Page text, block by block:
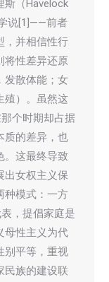
斯（Havelock
说[1]——前者
，并相信性行
将性差异还原
发散体能；女
殖）。虽然这
个时期却占据
质的差异，也
。这最终导致
出女权主义保
种模式：一方
，提倡家庭是
母性主义为代
别平等，重视
民族的建设联